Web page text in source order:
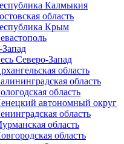
Калмыкия
область
Крым
Северо-Запад
область
область
область
автономный округ
область
область
область